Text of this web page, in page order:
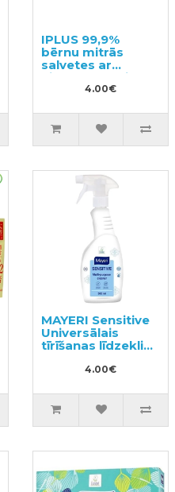
IPLUS 99,9%
bērnu mitrās
salvetes ar
hialuronskābi
4.00€
MAYERI Sensitive
Universālais
tīrīšanas līdzeklis
4.00€